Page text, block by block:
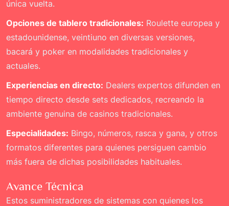
única vuelta.
Opciones de tablero tradicionales: Roulette europea y
estadounidense, veintiuno en diversas versiones,
bacará y poker en modalidades tradicionales y
actuales.
Experiencias en directo: Dealers expertos difunden en
tiempo directo desde sets dedicados, recreando la
ambiente genuina de casinos tradicionales.
Especialidades: Bingo, números, rasca y gana, y otros
formatos diferentes para quienes persiguen cambio
más fuera de dichas posibilidades habituales.
Avance Técnica
Estos suministradores de sistemas con quienes los